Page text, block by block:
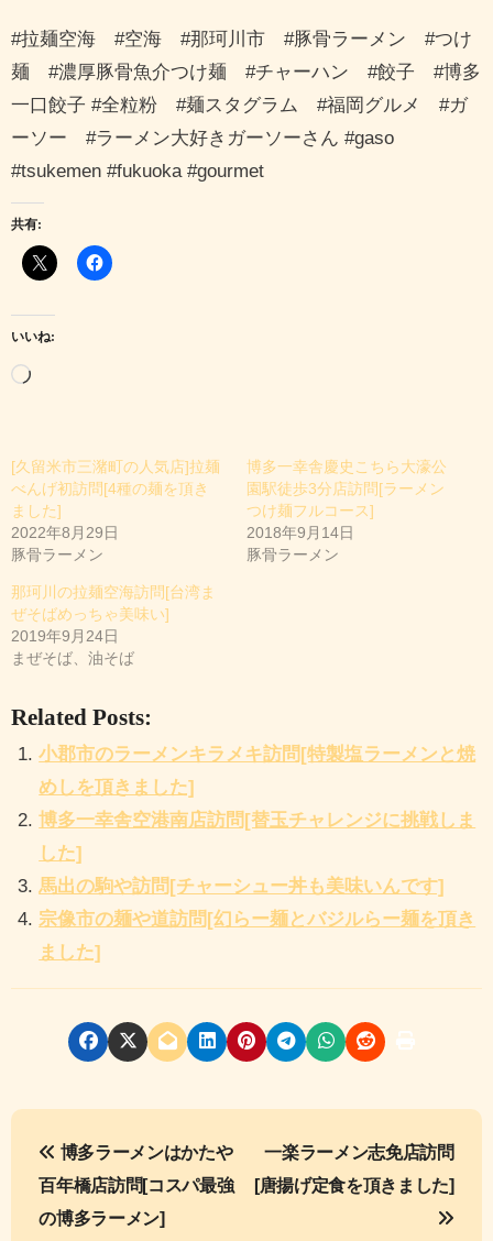
#拉麺空海 #空海 #那珂川市 #豚骨ラーメン #つけ
麺 #濃厚豚骨魚介つけ麺 #チャーハン #餃子 #博多
一口餃子 #全粒粉 #麺スタグラム #福岡グルメ #ガ
ーソー #ラーメン大好きガーソーさん #gaso
#tsukemen #fukuoka #gourmet
共有:
いいね:
読
み
中
…
[久留米市三潴町の人気店]拉麺
べんげ初訪問[4種の麺を頂き
ました]
2022年8月29日
豚骨ラーメン
博多一幸舎慶史こちら大濠公
園駅徒歩3分店訪問[ラーメン
つけ麺フルコース]
2018年9月14日
豚骨ラーメン
那珂川の拉麺空海訪問[台湾ま
ぜそばめっちゃ美味い]
2019年9月24日
まぜそば、油そば
Related Posts:
小郡市のラーメンキラメキ訪問[特製塩ラーメンと焼
めしを頂きました]
博多一幸舎空港南店訪問[替玉チャレンジに挑戦しま
した]
馬出の駒や訪問[チャーシュー丼も美味いんです]
宗像市の麺や道訪問[幻らー麺とバジルらー麺を頂き
ました]
投
稿
ナ
博多ラーメンはかたや
百年橋店訪問[コスパ最強
の博多ラーメン]
一楽ラーメン志免店訪問
[唐揚げ定食を頂きました]